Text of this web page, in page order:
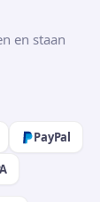
en staan
PayPal